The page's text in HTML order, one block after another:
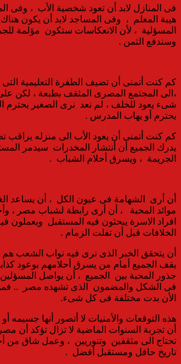
فى المنازل لابد أن تعود شخصية الأب ، وفى
هيبة المعلم ، وفى المساجد لابد أن يكون
المسؤلية ، لأن الانعكاسات ستكون مؤلمة
وسندفع الثمن .
كم كنت أتمنى أن تضيف الطفرة التعليمية
،الى المجتمع المصرى المثقف بطبعة ، لكن
شىء يعود للخلف ، لم نعد نرى الصغير يحترم
يحترم أو يهاب المدرس .
كم كنت أتمنى أن يعود الأب الى منزله يراقب
يدرك الجميع أن أنتشار المخدرات سيدمر
الجريمة ، ويسرق أحلام الشباب .
أن أرى الشهامة فى عيون الكل ، أن يساعد
موائد المحبة ، أن أرى رابطة لشباب مصر ،
افراد الاسرة يبحثون فيه المستقبل ويعملون
الخلافات قبل أن تفلت الزمام .
أن يتحقق الخبر الذى نرى فيه نواب الشعب
يقف الجميع أمام من يسرق أحلامهم بوعود
جذور المحبة بين الجميع ، أن يواصل
فى الشكل والمضمون الذى تشهده مصر .. فمن
الأن بدت مختلفة فى كل شىء.
هذه التوقعات والأمنيات لا أتصور أنها جسيمه
أن تجربة السنوات الماضية لا تزال تؤكد أن
تحتاج الى مثقفين وتنوريين ، وعمل شاق من
تاريخ حافل ومستقبل أفضل .